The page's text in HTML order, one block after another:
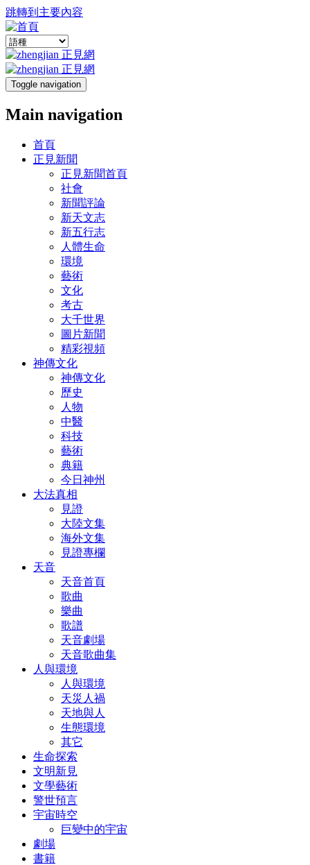
跳轉到主要內容
Toggle navigation
Main navigation
首頁
正見新聞
正見新聞首頁
社會
新聞評論
新天文志
新五行志
人體生命
環境
藝術
文化
考古
大千世界
圖片新聞
精彩視頻
神傳文化
神傳文化
歷史
人物
中醫
科技
藝術
典籍
今日神州
大法真相
見證
大陸文集
海外文集
見證專欄
天音
天音首頁
歌曲
樂曲
歌譜
天音劇場
天音歌曲集
人與環境
人與環境
天災人禍
天地與人
生態環境
其它
生命探索
文明新見
文學藝術
警世預言
宇宙時空
巨變中的宇宙
劇場
書籍